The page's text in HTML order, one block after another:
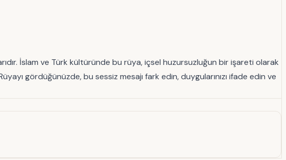
İslam ve Türk kültüründe bu rüya, içsel huzursuzluğun bir işareti olarak
gördüğünüzde, bu sessiz mesajı fark edin, duygularınızı ifade edin ve